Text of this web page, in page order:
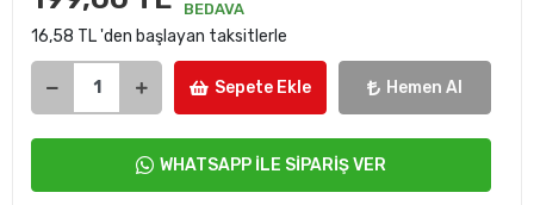
BEDAVA
16,58 TL 'den başlayan taksitlerle
Sepete Ekle Hemen Al
WHATSAPP İLE SİPARİŞ VER